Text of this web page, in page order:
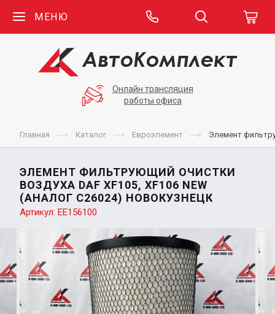
МЕНЮ
Онлайн трансляция
работы офиса
Главная Каталог Евроэлемент Элемент
ЭЛЕМЕНТ ФИЛЬТРУЮЩИЙ ОЧИСТКИ
ВОЗДУХА DAF XF105, XF106 NEW
(АНАЛОГ C26024) НОВОКУЗНЕЦК
Артикул: EE156100